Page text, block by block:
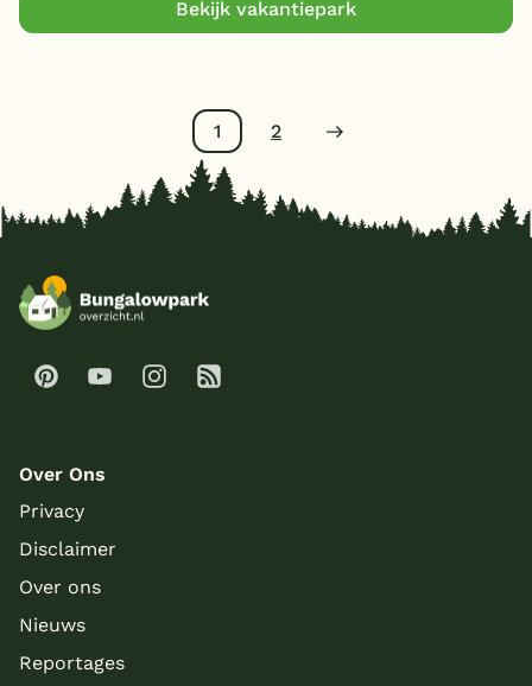
Bekijk vakantiepark
1 2
Over Ons
Privacy
Disclaimer
Over ons
Nieuws
Reportages